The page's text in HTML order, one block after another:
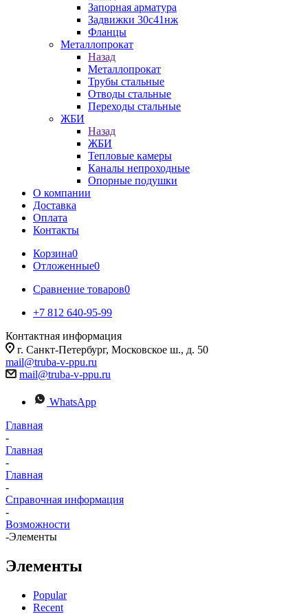
Запорная арматура
Задвижки 30с41нж
Фланцы
Металлопрокат
Назад
Металлопрокат
Трубы стальные
Отводы стальные
Переходы стальные
ЖБИ
Назад
ЖБИ
Тепловые камеры
Каналы непроходные
Опорные подушки
О компании
Доставка
Оплата
Контакты
Корзина0
Отложенные0
Сравнение товаров0
+7 812 640-95-99
Контактная информация
г. Санкт-Петербург, Московское ш., д. 50
mail@truba-v-ppu.ru
mail@truba-v-ppu.ru
WhatsApp
Главная
-
Главная
-
Главная
-
Справочная информация
-
Возможности
-Элементы
Элементы
Popular
Recent